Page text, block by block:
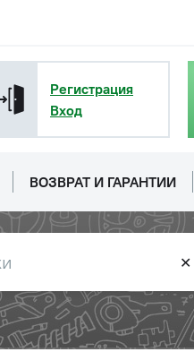
Регистрация
Вход
ВОЗВРАТ И ГАРАНТИИ
✕